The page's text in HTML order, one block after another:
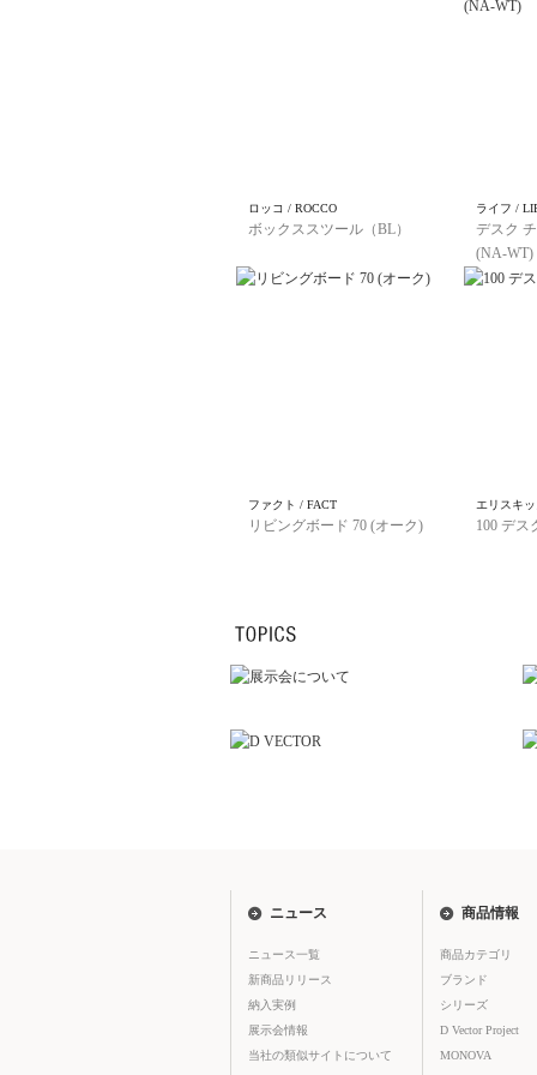
ロッコ / ROCCO
ボックススツール（BL）
ライフ /
デスク
(NA-WT)
ファクト / FACT
リビングボード 70 (オーク)
エリスキ
100 デス
ニュース
ニュース一覧
新商品リリース
納入実例
展示会情報
当社の類似サイトについて
商品情報
商品カテゴリ
ブランド
シリーズ
D Vector Project
MONOVA